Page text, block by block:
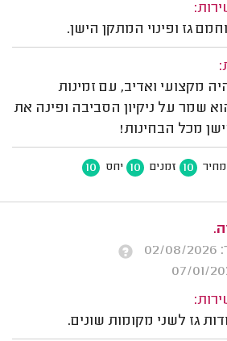
גז ופינוי המתקן הישן.
מקצועי ואדיב, עם זמינות
שמר על ניקיון הסביבה ופינה את
מכל הבחינות!
מחיר 10 זמנים 10 יחס 10
גז לשני מקומות שונים.